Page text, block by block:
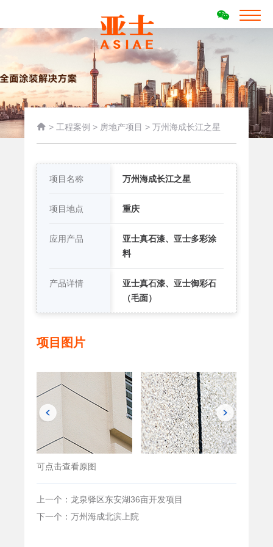
 > 工程案例 > 房地产项目 > 万州海成长江之星
项目名称 万州海成长江之星
项目地点 重庆
应用产品
亚士真石漆、亚士多彩涂
料
产品详情
亚士真石漆、亚士御彩石
（毛面）
项目图片
可点击查看原图
上一个：龙泉驿区东安湖36亩开发项目
下一个：万州海成北滨上院